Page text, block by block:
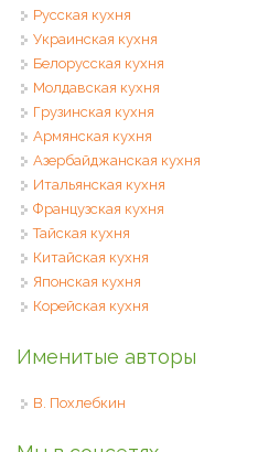
Русская кухня
Украинская кухня
Белорусская кухня
Молдавская кухня
Грузинская кухня
Армянская кухня
Азербайджанская кухня
Итальянская кухня
Французская кухня
Тайская кухня
Китайская кухня
Японская кухня
Корейская кухня
Именитые авторы
В. Похлебкин